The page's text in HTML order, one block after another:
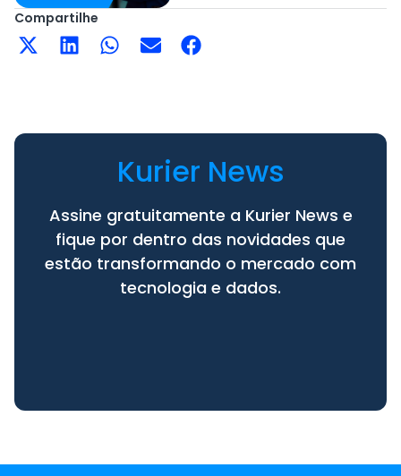
Compartilhe
Kurier News
Assine gratuitamente a Kurier News e
fique por dentro das novidades que
estão transformando o mercado com
tecnologia e dados.